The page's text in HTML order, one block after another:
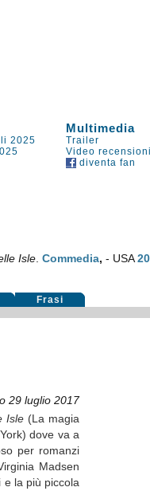
Multimedia
2025 Trailer
Video recensioni
diventa fan
Isle .Commedia,- USA
Frasi
29 luglio 2017
Isle(La magia
dove va a
per romanzi
Madsen
la più piccola